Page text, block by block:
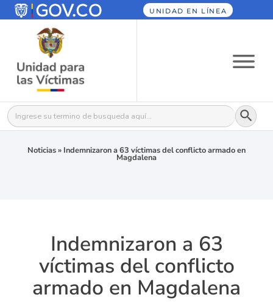
UNIDAD EN LÍNEA
Buscar: Botón
Noticias» Indemnizaron a 63 víctimas del conflicto armado en
Magdalena
Indemnizaron a 63
víctimas del conflicto
armado en Magdalena